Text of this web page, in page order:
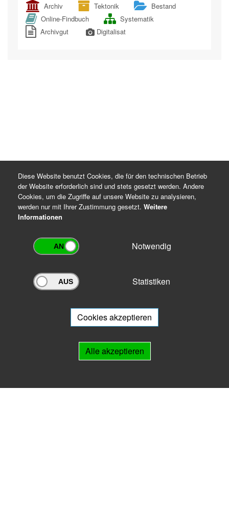
Archiv
Tektonik
Bestand
Online-Findbuch
Systematik
Archivgut
Digitalisat
Archivportal Thüringen
Ihnen beratend zur Seite.
Diese Website benutzt Cookies, die für den technischen Betrieb
der Website erforderlich sind und stets gesetzt werden. Andere
Cookies, um die Zugriffe auf unsere Website zu analysieren,
werden nur mit Ihrer Zustimmung gesetzt. Weitere
Informationen
Notwendig
Statistiken
Cookies akzeptieren
Alle akzeptieren